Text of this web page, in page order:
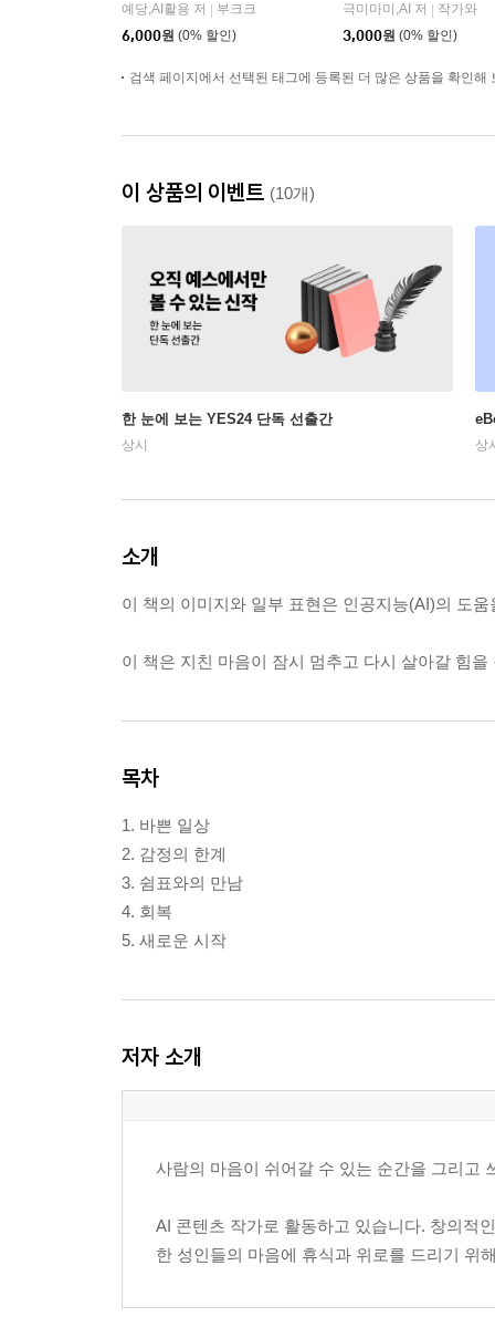
예당,AI활용 저
부크크
6,000원 (0% 할인)
극미마미,AI 저
작가와
3,000원 (0% 할인)
검색 페이지에서 선택된 태그에 등록된 더 많은 상품을 확인해
이 상품의 이벤트 (10개)
한 눈에 보는 YES24 단독 선출간
상시 상
소개
이 책의 이미지와 일부 표현은 인공지능(AI)의 도
이 책은 지친 마음이 잠시 멈추고 다시 살아갈 힘
목차
1. 바쁜 일상
2. 감정의 한계
3. 쉼표와의 만남
4. 회복
5. 새로운 시작
저자 소개
사람의 마음이 쉬어갈 수 있는 순간을 그리고
AI 콘텐츠 작가로 활동하고 있습니다. 창의적
한 성인들의 마음에 휴식과 위로를 드리기 위